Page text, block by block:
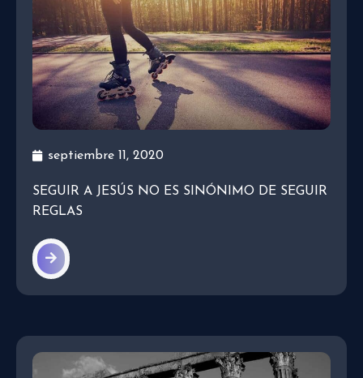
septiembre 11, 2020
SEGUIR A JESÚS NO ES SINÓNIMO DE SEGUIR
REGLAS